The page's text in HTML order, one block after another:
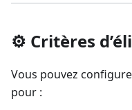
⚙️ Critères
Vous pouvez
pour :